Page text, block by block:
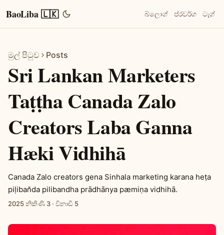
BaoLiba 🇱🇰 බ්ලොග් ප්රවර්ග ටැග්
මුල් පිටුව Posts
Sri Lankan Marketers
Taṭṭha Canada Zalo
Creators Laba Ganna
Hæki Vidhihā
Canada Zalo creators gena Sinhala marketing karana heṭa
piḷiban̆da pilibandha prādhānya pæmiṇa vidhihā.
2025 නිකිණි 3 · විනාඩි 5